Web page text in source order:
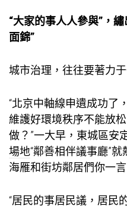
“大家的事人人參與”，
面錦”
城市治理，往往要著力
“北京中軸線申遺成功了
維護好環境秩序不能放
做？”一大早，東城區安
場地“鄰善相伴議事廳”
海雁和街坊鄰居們你一
“居民的事居民議，居民